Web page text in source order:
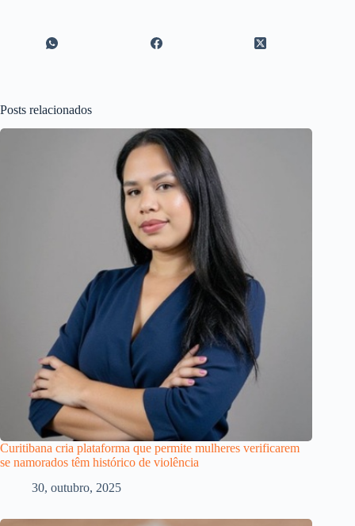
Posts relacionados
Curitibana cria plataforma que permite mulheres verificarem
se namorados têm histórico de violência
30, outubro, 2025